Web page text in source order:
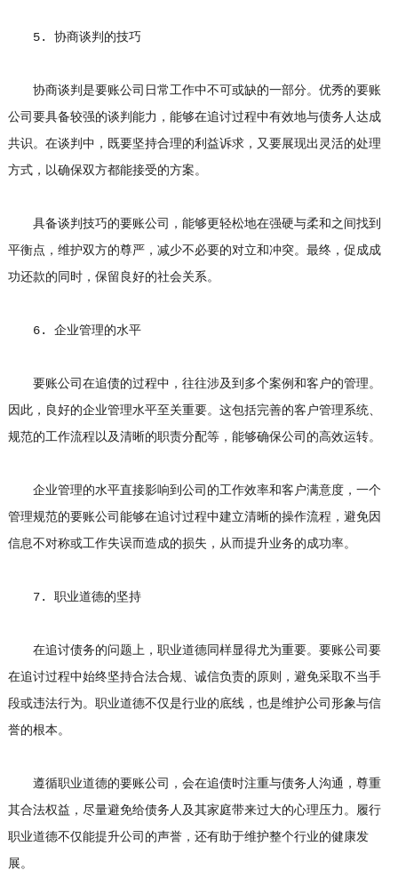
5. 协商谈判的技巧
协商谈判是要账公司日常工作中不可或缺的一部分。优秀的要账
公司要具备较强的谈判能力，能够在追讨过程中有效地与债务人达成
共识。在谈判中，既要坚持合理的利益诉求，又要展现出灵活的处理
方式，以确保双方都能接受的方案。
具备谈判技巧的要账公司，能够更轻松地在强硬与柔和之间找到
平衡点，维护双方的尊严，减少不必要的对立和冲突。最终，促成成
功还款的同时，保留良好的社会关系。
6. 企业管理的水平
要账公司在追债的过程中，往往涉及到多个案例和客户的管理。
因此，良好的企业管理水平至关重要。这包括完善的客户管理系统、
规范的工作流程以及清晰的职责分配等，能够确保公司的高效运转。
企业管理的水平直接影响到公司的工作效率和客户满意度，一个
管理规范的要账公司能够在追讨过程中建立清晰的操作流程，避免因
信息不对称或工作失误而造成的损失，从而提升业务的成功率。
7. 职业道德的坚持
在追讨债务的问题上，职业道德同样显得尤为重要。要账公司要
在追讨过程中始终坚持合法合规、诚信负责的原则，避免采取不当手
段或违法行为。职业道德不仅是行业的底线，也是维护公司形象与信
誉的根本。
遵循职业道德的要账公司，会在追债时注重与债务人沟通，尊重
其合法权益，尽量避免给债务人及其家庭带来过大的心理压力。履行
职业道德不仅能提升公司的声誉，还有助于维护整个行业的健康发
展。